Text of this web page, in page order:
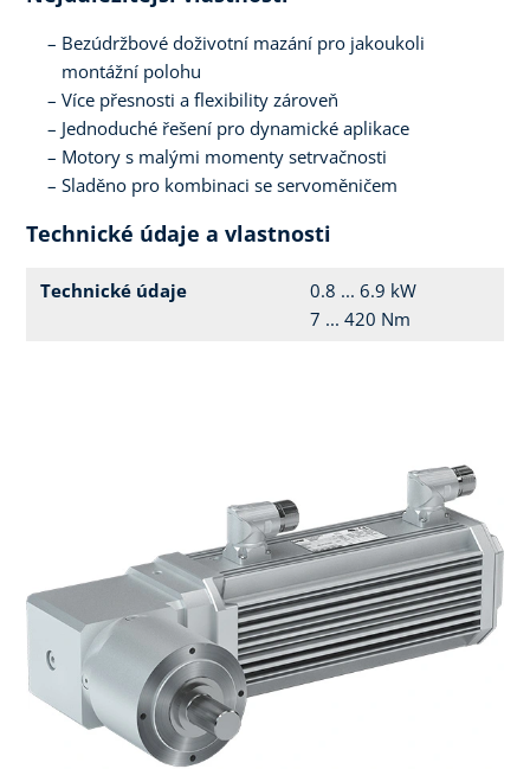
Bezúdržbové doživotní mazání pro jakoukoli
montážní polohu
Více přesnosti a flexibility zároveň
Jednoduché řešení pro dynamické aplikace
Motory s malými momenty setrvačnosti
Sladěno pro kombinaci se servoměničem
Technické údaje a vlastnosti
Technické údaje
0.8 ... 6.9 kW
7 ... 420 Nm